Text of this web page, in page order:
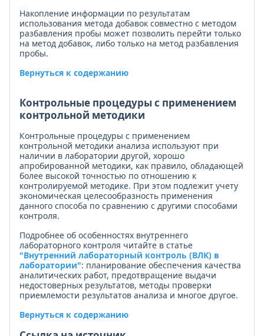
Накопление информации по результатам
использования метода добавок совместно с методом
разбавления пробы может позволить перейти только
на метод добавок, либо только на метод разбавления
пробы.
Вернуться к содержанию
Контрольные процедуры с применением
контрольной методики
Контрольные процедуры с применением
контрольной методики анализа используют при
наличии в лаборатории другой, хорошо
апробированной методики, как правило, обладающей
более высокой точностью по отношению к
контролируемой методике. При этом подлежит учету
экономическая целесообразность применения
данного способа по сравнению с другими способами
контроля.
Подробнее об особенностях внутреннего
лабораторного контроля читайте в статье
"Внутренний лабораторный контроль (ВЛК) в
лаборатории": планирование обеспечения качества
аналитических работ, предотвращение выдачи
недостоверных результатов, методы проверки
приемлемости результатов анализа и многое другое.
Вернуться к содержанию